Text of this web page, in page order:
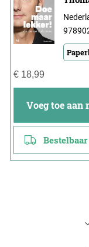
€18,99
Voeg toe
Bestelbaar